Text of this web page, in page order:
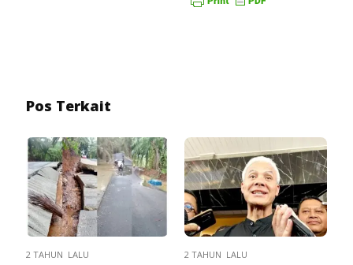
Pos Terkait
2 TAHUN LALU 2 TAHUN LALU